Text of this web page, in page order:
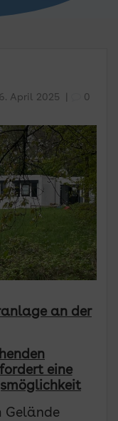
April 2025 0
an der
eine
Gelände